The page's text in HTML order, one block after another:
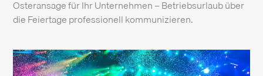
Osteransage für Ihr Unternehmen – Betriebsurlaub über
die Feiertage professionell kommunizieren.